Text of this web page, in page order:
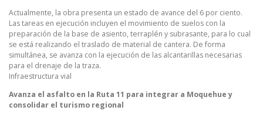
Actualmente, la obra presenta un estado de avance del 6 por ciento.
Las tareas en ejecución incluyen el movimiento de suelos con la
preparación de la base de asiento, terraplén y subrasante, para lo cual
se está realizando el traslado de material de cantera. De forma
simultánea, se avanza con la ejecución de las alcantarillas necesarias
para el drenaje de la traza.
Infraestructura vial
Avanza el asfalto en la Ruta 11 para integrar a Moquehue y
consolidar el turismo regional